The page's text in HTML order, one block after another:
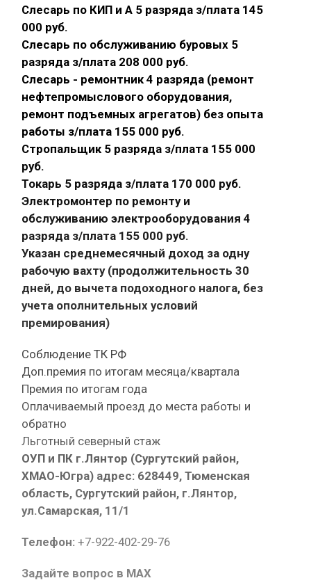
Слесарь по КИП и А 5 разряда з/плата 145
000 руб.
Слесарь по обслуживанию буровых 5
разряда з/плата 208 000 руб.
Слесарь - ремонтник 4 разряда (ремонт
нефтепромыслового оборудования,
ремонт подъемных агрегатов) без опыта
работы з/плата 155 000 руб.
Стропальщик 5 разряда з/плата 155 000
руб.
Токарь 5 разряда з/плата 170 000 руб.
Электромонтер по ремонту и
обслуживанию электрооборудования 4
разряда з/плата 155 000 руб.
Указан среднемесячный доход за одну
рабочую вахту (продолжительность 30
дней, до вычета подоходного налога, без
учета ополнительных условий
премирования)
Соблюдение ТК РФ
Доп.премия по итогам месяца/квартала
Премия по итогам года
Оплачиваемый проезд до места работы и
обратно
Льготный северный стаж
ОУП и ПК г.Лянтор (Сургутский район,
ХМАО-Югра) адрес: 628449, Тюменская
область, Сургутский район, г.Лянтор,
ул.Самарская, 11/1
Телефон: +7-922-402-29-76
Задайте вопрос в MAX